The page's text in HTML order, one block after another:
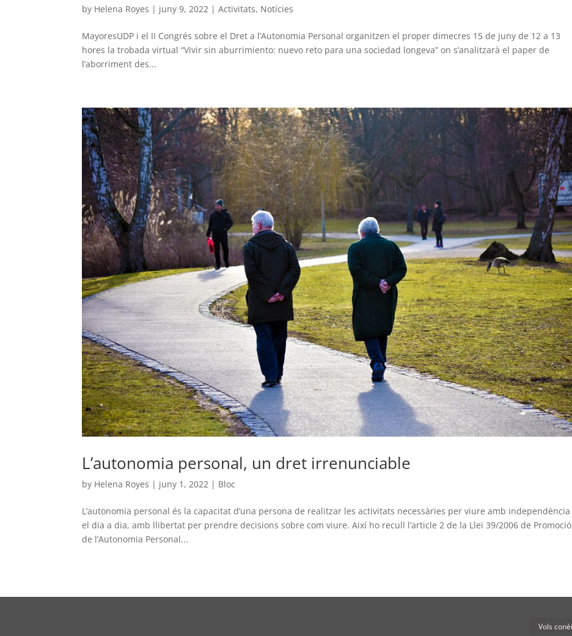
by Helena Royes | juny 9, 2022 |Activitats, Notícies
MayoresUDP i el II Congrés sobre el Dret a l’Autonomia Personal organitzen el proper dimecres 15 de juny de 12 a 13
hores la trobada virtual “Vivir sin aburrimiento: nuevo reto para una sociedad longeva” on s’analitzarà el paper de
l’aborriment des...
L’autonomia personal, un dret irrenunciable
by Helena Royes | juny 1, 2022 | Bloc
L’autonomia personal és la capacitat d’una persona de realitzar les activitats necessàries per viure amb independència
el dia a dia, amb llibertat per prendre decisions sobre com viure. Així ho recull l’article 2 de la Llei 39/2006 de Promoció
de l’Autonomia Personal...